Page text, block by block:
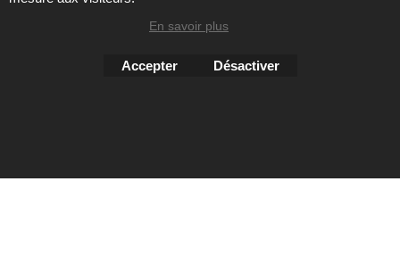
Boutique en ligne créés
En savoir plus
Accepter Désactiver